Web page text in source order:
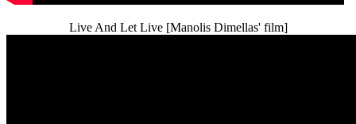
Live And Let Live [Manolis Dimellas' film]